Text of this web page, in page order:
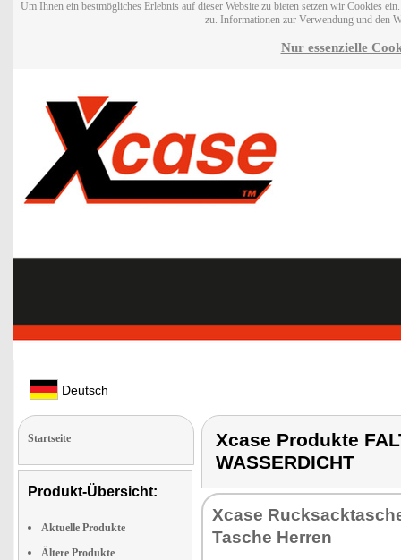
Um Ihnen ein bestmögliches Erlebnis auf dieser Website zu bieten setzen wir Cookies
zu. Informationen zur Verwendung und den
Nur essenzielle
Deutsch
Startseite
Produkt-Übersicht:
Aktuelle Produkte
Ältere Produkte
Xcase Produkte
WASSERDICHT
Xca­se
Ta­sche Her­ren